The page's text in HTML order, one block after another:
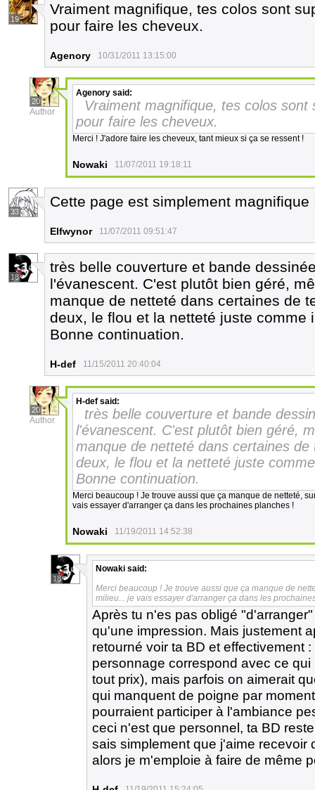
19
Vraiment magnifique, tes colos sont
pour faire les cheveux.
Agenory 10/31/2011 13:15:00
20
Author
Agenory said:
Vraiment magnifique, tes colos
pour faire les cheveux.
Merci ! J'adore faire les cheveux, tant mieux si ça se ressent !
Nowaki 11/07/2011 19:18:11
33
Cette page est simplement magnifique
Elfwynor 11/07/2011 09:51:47
18
très belle couverture et bande
l'évanescent. C'est plutôt bien géré,
manque de netteté dans certaines de
deux, le flou et la netteté juste comme
Bonne continuation.
H-def 11/15/2011 20:40:04
20
Author
H-def said:
très belle couverture et bande
l'évanescent. C'est plutôt bien géré,
manque de netteté dans certaines
deux, le flou et la netteté juste
Bonne continuation.
Merci beaucoup ! Je trouve aussi que ça manque de netteté,
vais essayer d'arranger ça dans les prochaines planches !
Nowaki 11/19/2011 14:52:38
18
Nowaki said:
Merci beaucoup ! Je trouve aussi que ça manque de
milieu... je vais essayer d'arranger ça dans les
Après tu n'es pas obligé
qu'une impression. Mais justement
retourné voir ta BD et effectivement
personnage correspond avec ce
tout prix), mais parfois on aimerait
qui manquent de poigne par
pourraient participer à l'ambiance
ceci n'est que personnel, ta BD
sais simplement que j'aime recevoir
alors je m'emploie à faire de même